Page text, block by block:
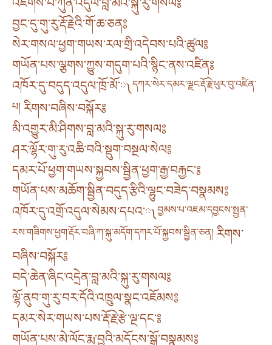
འཇིགས་པ་ཀུན་འདུལ་བླ་མའི་སྐུ་རུ་གསལ༔
བྱང་དུ་གུ་རུ་རྡོ་རྗེའི་གོ་ཆ་ཅན༔
སེར་གསལ་ཕྱག་གཡས་རལ་གྲི་འདེབས་པའི་ཚུལ༔
གཡོན་པས་ལྕགས་ཀྱུས་གདུག་པའི་སྙིང་ནས་འཛིན༔
འཁོར་དུ་བདུད་འདུལ་ཁྲོ་མོ་༾ དཀར་སེར་དམར་ལྗང་རྡོ་རྗེ་ཕུར་བུ་འཛིན་
པ། རིགས་བཞིས་བསྐོར༔
མི་འགྱུར་མི་ཤིགས་བླ་མའི་སྐུ་རུ་གསལ༔
ཤར་ལྷོར་གུ་རུ་འཆི་བའི་སྡུག་བསྔལ་སེལ༔
དམར་པོ་ཕྱག་གཡས་སྐྱབས་སྦྱིན་ཕྱག་རྒྱ་བརྐྱང་༔
གཡོན་པས་མཆོག་སྦྱིན་བདུད་རྩིའི་ལྷུང་བཟེད་བསྣམས༔
འཁོར་དུ་འགྲོ་འདུལ་སེམས་དཔའ་༾ བྱམས་པ་འཇམ་དབྱངས་སྤྱན་
རས་གཟིགས་ཕྱག་རྡོར་བཞི་ཀ་སྐུ་མདོག་དཀར་པོ་སྐྱབས་སྦྱིན་ཅན། རིགས་
བཞིས་བསྐོར༔
བདེ་ཆེན་ཞིང་འདྲེན་བླ་མའི་སྐུ་རུ་གསལ༔
ལྷོ་ནུབ་གུ་རུ་བར་དོའི་འཁྲུལ་སྣང་འཇོམས༔
དམར་སེར་གཡས་པས་རྡོ་རྗེ་རྩེ་ལྔ་དང་༔
གཡོན་པས་མེ་ལོང་རྨ་བྱའི་མདོངས་སྒྲོ་བསྣམས༔